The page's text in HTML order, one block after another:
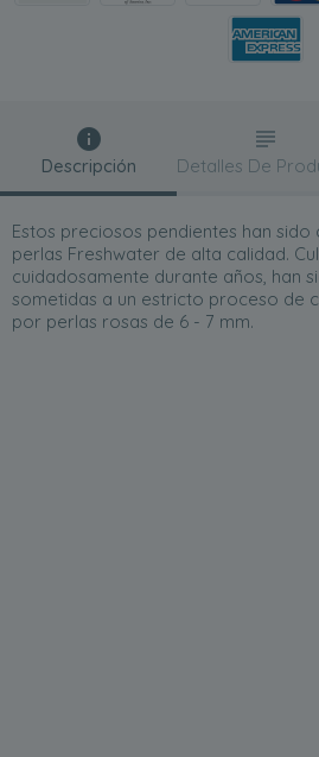
Descripción
Estos preciosos pendientes han
perlas Freshwater de alta calidad.
cuidadosamente durante años, han
sometidas a un estricto proceso de
por perlas rosas de 6 - 7 mm.
Detalles De